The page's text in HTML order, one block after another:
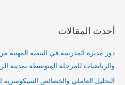
أحدث المقالات
دور مديرة المدرسة في التنمية المهنية
والرياضيات للمرحلة المتوسطة بمدينة
التحليل العاملي والخصائص السيكومترية